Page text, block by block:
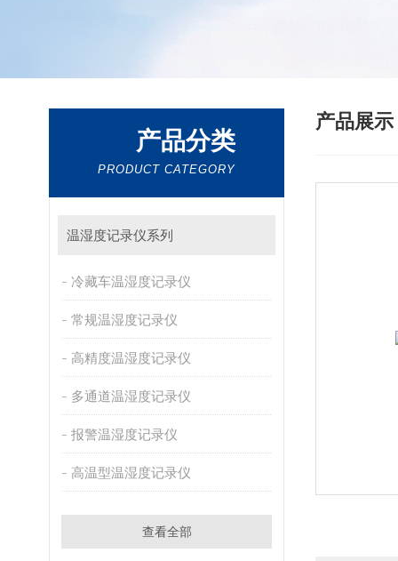
产品分类
PRODUCT CATEGORY
温湿度记录仪系列
冷藏车温湿度记录仪
常规温湿度记录仪
高精度温湿度记录仪
多通道温湿度记录仪
报警温湿度记录仪
高温型温湿度记录仪
查看全部
产品展示